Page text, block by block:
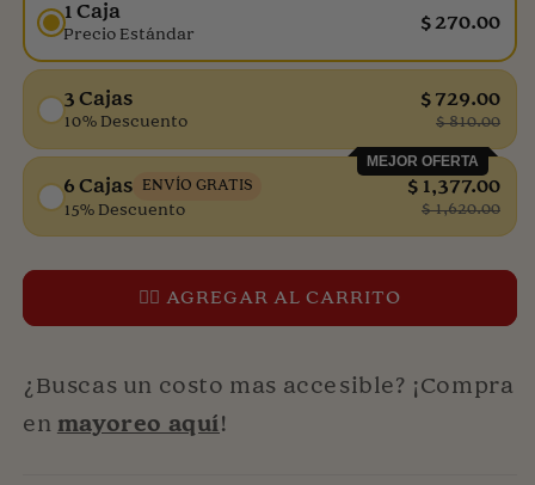
1 Caja
Precio Estándar
$ 270.00
3 Cajas
10% Descuento
$ 729.00
$ 810.00
MEJOR OFERTA
6 Cajas ENVÍO GRATIS
15% Descuento
$ 1,377.00
$ 1,620.00
👉🏻 AGREGAR AL CARRITO
¿Buscas un costo mas accesible? ¡Compra
en mayoreo aquí!